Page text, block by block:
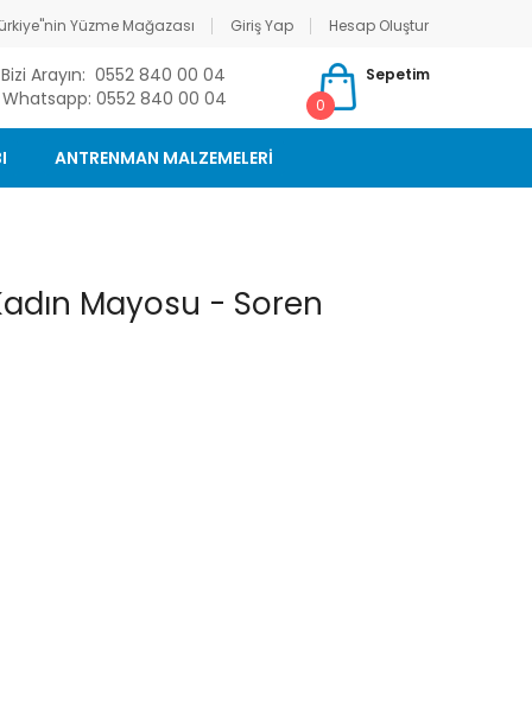
Yüzme Mağazası Giriş Yap Hesap Oluştur
Arayın: 0552 840 00 04
0552 840 00 04
Sepetim
0
ANTRENMAN MALZEMELERİ
Mayosu - Soren